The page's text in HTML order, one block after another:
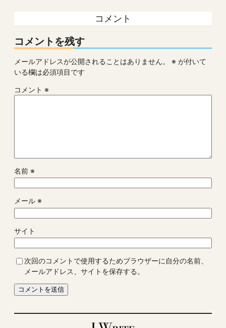
コメント
コメントを残す
メールアドレスが公開されることはありません。 ※ が付いて
いる欄は必須項目です
コメント ※
名前 ※
メール ※
サイト
次回のコメントで使用するためブラウザーに自分の名前、
メールアドレス、サイトを保存する。